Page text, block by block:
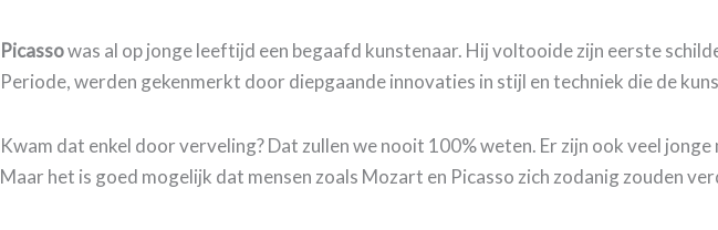
Picassowas al op jonge leeftijd een begaafd kunstenaar. Hij voltooide zijn eerste
Periode, werden gekenmerkt door diepgaande innovaties in stijl en techniek die de
Kwam dat enkel door verveling? Dat zullen we nooit 100% weten. Er zijn ook veel
Maar het is goed mogelijk dat mensen zoals Mozart en Picasso zich zodanig zouden